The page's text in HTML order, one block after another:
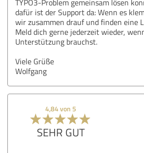
TYPO3-Problem gemeinsam lösen
dafür ist der Support da: Wenn es
wir zusammen drauf und finden eine
Meld dich gerne jederzeit wieder,
Unterstützung brauchst.
Viele Grüße
Wolfgang
4,84 von 5
SEHR GUT